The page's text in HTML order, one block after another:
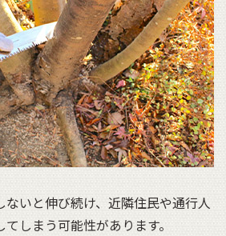
いと伸び続け、近隣住民や通行人
しまう可能性があります。